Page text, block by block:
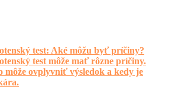
test: Aké môžu byť príčiny?
test môže mať rôzne príčiny.
môže ovplyvniť výsledok a kedy je